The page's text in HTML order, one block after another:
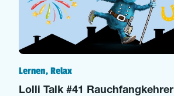
Lernen, Relax
Lolli Talk #41 Rauchfangkehrer